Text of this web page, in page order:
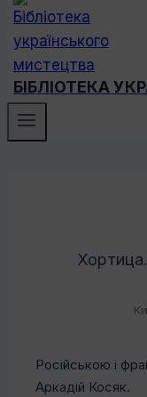
БІБЛІОТЕКА
Російською і
Аркадій Косяк.